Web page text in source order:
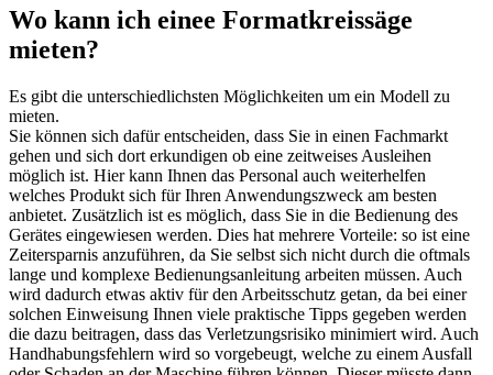
Wo kann ich einee Formatkreissäge
mieten?
Es gibt die unterschiedlichsten Möglichkeiten um ein Modell zu
mieten.
Sie können sich dafür entscheiden, dass Sie in einen Fachmarkt
gehen und sich dort erkundigen ob eine zeitweises Ausleihen
möglich ist. Hier kann Ihnen das Personal auch weiterhelfen
welches Produkt sich für Ihren Anwendungszweck am besten
anbietet. Zusätzlich ist es möglich, dass Sie in die Bedienung des
Gerätes eingewiesen werden. Dies hat mehrere Vorteile: so ist eine
Zeitersparnis anzuführen, da Sie selbst sich nicht durch die oftmals
lange und komplexe Bedienungsanleitung arbeiten müssen. Auch
wird dadurch etwas aktiv für den Arbeitsschutz getan, da bei einer
solchen Einweisung Ihnen viele praktische Tipps gegeben werden
die dazu beitragen, dass das Verletzungsrisiko minimiert wird. Auch
Handhabungsfehlern wird so vorgebeugt, welche zu einem Ausfall